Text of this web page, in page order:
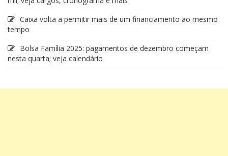
Caixa volta a permitir mais de um financiamento ao mesmo
tempo
Bolsa Família 2025: pagamentos de dezembro começam
nesta quarta; veja calendário